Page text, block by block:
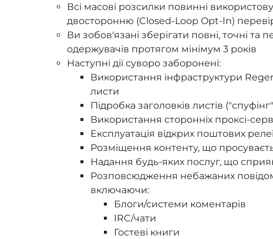
Всі масові розсилки повинні
двосторонню (Closed-Loop Opt-In)
Ви зобов'язані зберігати повні, точні та
одержувачів протягом мінімум 3 років
Наступні дії суворо заборонені:
Використання інфраструктури
листи
Підробка заголовків листів
Використання сторонніх проксі-
Експлуатація відкрих поштових
Розміщення контенту, що
Надання будь-яких послуг, що
Розповсюдження небажаних
включаючи:
Блоги/системи коментарів
IRC/чати
Гостеві книги